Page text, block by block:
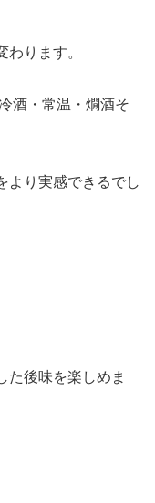
ります。
酒・常温・燗酒そ
より実感できるでし
た後味を楽しめま